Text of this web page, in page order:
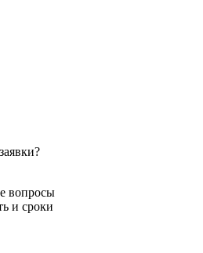
вопросы
и сроки